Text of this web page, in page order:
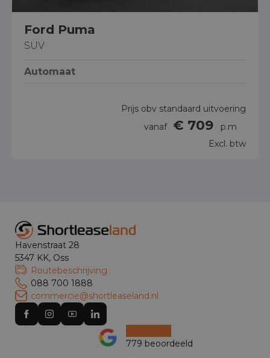
Ford Puma
SUV
Automaat
Prijs obv standaard uitvoering
vanaf € 709
p.m
Excl. btw
Havenstraat 28
5347 KK, Oss
Routebeschrijving
088 700 1888
commercie@shortleaseland.nl
779 beoordeeld